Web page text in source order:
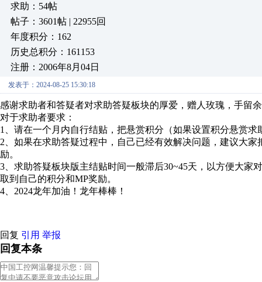
求助：54帖
帖子：3601帖 | 22955回
年度积分：162
历史总积分：161153
注册：2006年8月04日
发表于：2024-08-25 15:30:18
感谢求助者和答疑者对求助答疑板块的厚爱，赠人玫瑰，手留
对于求助者要求：
1、请在一个月内自行结贴，把悬赏积分（如果设置积分悬赏求
2、如果在求助答疑过程中，自己已经有效解决问题，建议大
励。
3、求助答疑板块版主结贴时间一般滞后30~45天，以方便大
取到自己的积分和MP奖励。
4、2024龙年加油！龙年棒棒！
回复 引用 举报
回复本条